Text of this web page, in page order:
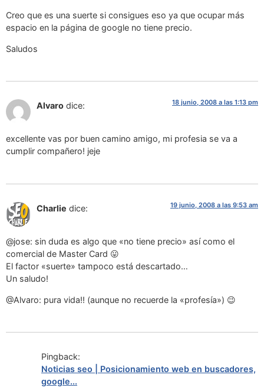
Creo que es una suerte si consigues eso ya que ocupar más
espacio en la página de google no tiene precio.
Saludos
Alvaro dice: 18 junio, 2008 a las 1:13 pm
excellente vas por buen camino amigo, mi profesia se va a
cumplir compañero! jeje
Charlie dice: 19 junio, 2008 a las 9:53 am
@jose: sin duda es algo que «no tiene precio» así como el
comercial de Master Card 😛
El factor «suerte» tampoco está descartado…
Un saludo!
@Alvaro: pura vida!! (aunque no recuerde la «profesía») 😉
Pingback:
Noticias seo | Posicionamiento web en buscadores,
google...